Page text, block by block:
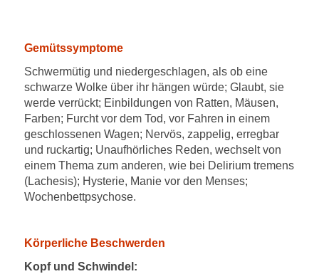
Gemütssymptome
Schwermütig und niedergeschlagen, als ob eine
schwarze Wolke über ihr hängen würde; Glaubt, sie
werde verrückt; Einbildungen von Ratten, Mäusen,
Farben; Furcht vor dem Tod, vor Fahren in einem
geschlossenen Wagen; Nervös, zappelig, erregbar
und ruckartig; Unaufhörliches Reden, wechselt von
einem Thema zum anderen, wie bei Delirium tremens
(Lachesis); Hysterie, Manie vor den Menses;
Wochenbettpsychose.
Körperliche Beschwerden
Kopf und Schwindel: